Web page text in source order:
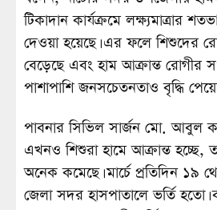
টিকাদান কার্যক্রমে লক্ষ্যমাত্রার
দেওয়া হয়েছে। এর ফলে শিশুদের
বেড়েছে এবং হাম আক্রান্ত রোগীর
পাশাপাশি জনসচেতনতাও বৃদ্ধি
পাবনার সিভিল সার্জন মো. আবুল
এখনও শিশুরা হামে আক্রান্ত হচ্ছে,
অনেক কমেছে। মার্চে প্রতিদিন ১৯
জেলা সদর হাসপাতালে ভর্তি হতো।